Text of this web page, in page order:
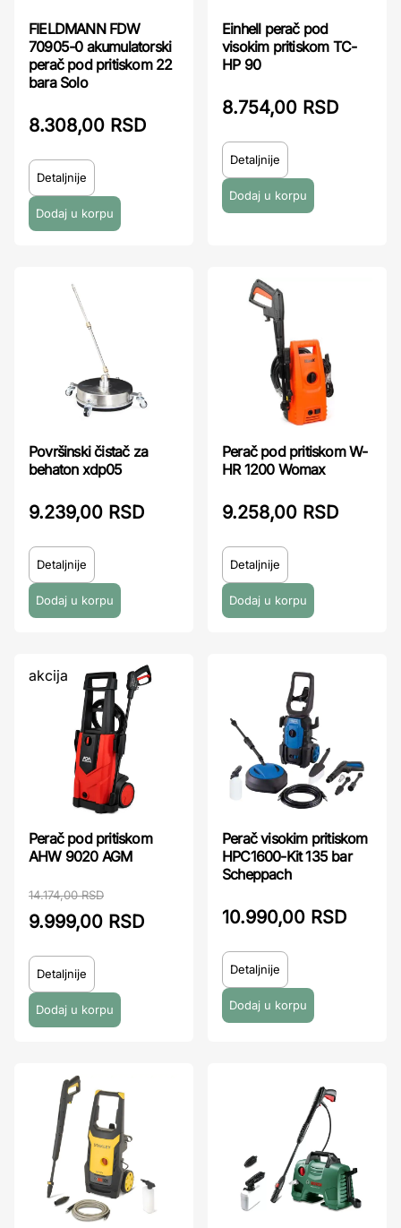
FIELDMANN FDW
70905-0 akumulatorski
perač pod pritiskom 22
bara Solo
8.308,00 RSD
Detaljnije
Einhell perač pod
visokim pritiskom TC-
HP 90
8.754,00 RSD
Detaljnije
Površinski čistač za
behaton xdp05
9.239,00 RSD
Detaljnije
Perač pod pritiskom W-
HR 1200 Womax
9.258,00 RSD
Detaljnije
akcija
Perač pod pritiskom
AHW 9020 AGM
14.174,00 RSD
9.999,00 RSD
Detaljnije
Perač visokim pritiskom
HPC1600-Kit 135 bar
Scheppach
10.990,00 RSD
Detaljnije